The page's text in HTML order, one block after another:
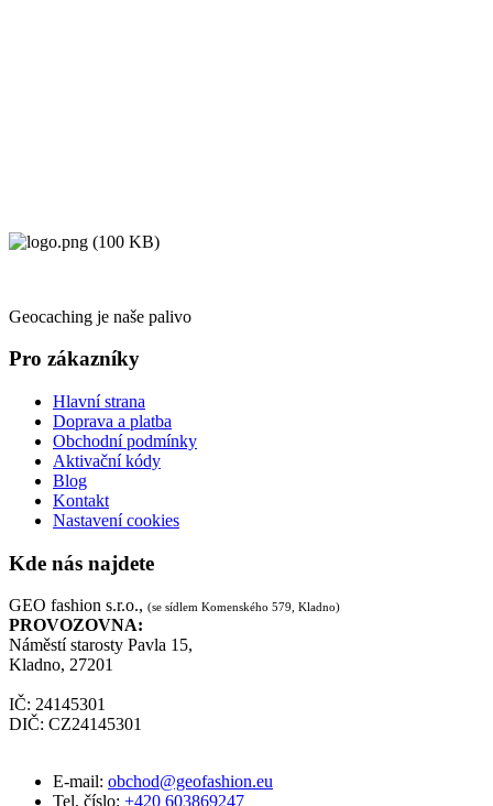
Geocaching je naše palivo
Pro zákazníky
Hlavní strana
Doprava a platba
Obchodní podmínky
Aktivační kódy
Blog
Kontakt
Nastavení cookies
Kde nás najdete
GEO fashion s.r.o., (se sídlem Komenského 579, Kladno)
PROVOZOVNA:
Náměstí starosty Pavla 15,
Kladno, 27201
IČ: 24145301
DIČ: CZ24145301
E-mail: obchod@geofashion.eu
Tel. číslo: +420 603869247